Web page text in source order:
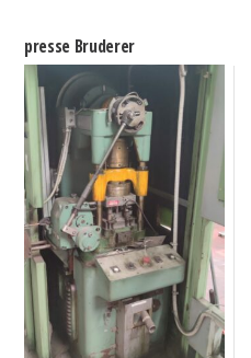
presse Bruderer